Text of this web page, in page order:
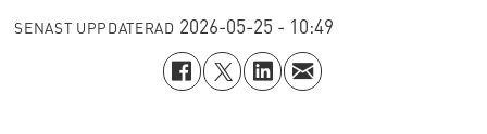
SENAST UPPDATERAD 2026-05-25 - 10:49